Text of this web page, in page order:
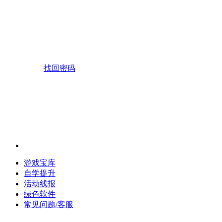
找回密码
游戏宝库
自学提升
活动线报
绿色软件
常见问题/客服